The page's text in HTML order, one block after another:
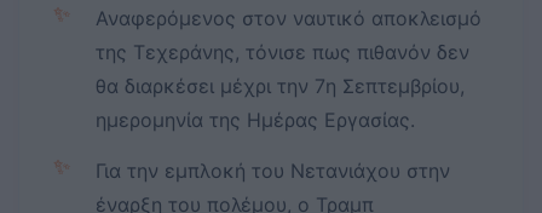
✨
Αναφερόμενος στον ναυτικό αποκλεισμό
της Τεχεράνης, τόνισε πως πιθανόν δεν
θα διαρκέσει μέχρι την 7η Σεπτεμβρίου,
ημερομηνία της Ημέρας Εργασίας.
✨
Για την εμπλοκή του Νετανιάχου στην
έναρξη του πολέμου, ο Τραμπ